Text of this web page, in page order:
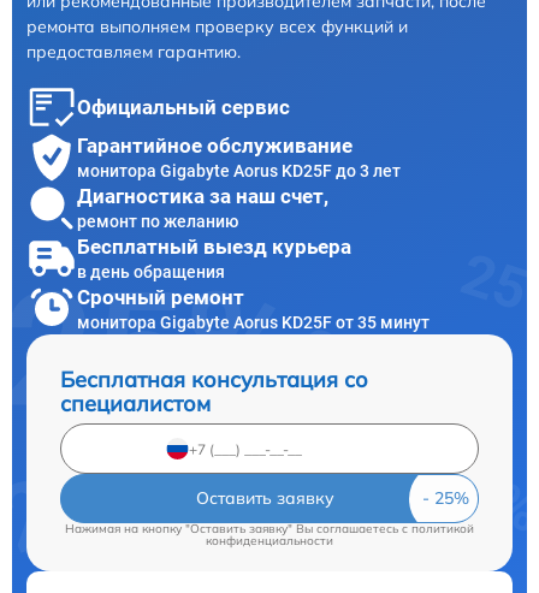
ремонта выполняем проверку всех функций и
предоставляем гарантию.
Официальный сервис
Гарантийное обслуживание
монитора Gigabyte Aorus KD25F до 3 лет
Диагностика за наш счет,
ремонт по желанию
Бесплатный выезд курьера
в день обращения
Срочный ремонт
монитора Gigabyte Aorus KD25F от 35 минут
Бесплатная консультация со
специалистом
Оставить заявку
Нажимая на кнопку "Оставить заявку" Вы соглашаетесь cполитикой
конфиденциальности